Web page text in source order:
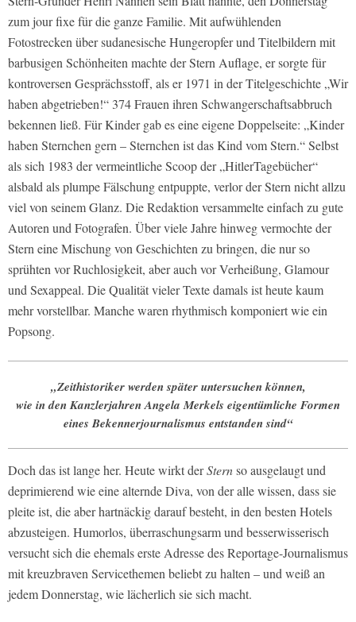
zum jour fixe für die ganze Familie. Mit aufwühlenden
Fotostrecken über sudanesische Hungeropfer und Titelbildern mit
barbusigen Schönheiten machte derStern Auflage, er sorgte für
kontroversen Gesprächsstoff, als er 1971 in der Titelgeschichte „Wir
haben abgetrieben!“ 374 Frauen ihren Schwangerschaftsabbruch
bekennen ließ. Für Kinder gab es eine eigene Doppelseite: „Kinder
haben Sternchen gern – Sternchen ist das Kind vom Stern.“ Selbst
als sich 1983 der vermeintliche Scoop der „HitlerTagebücher“
alsbald als plumpe Fälschung entpuppte, verlor derStern nicht allzu
viel von seinem Glanz. Die Redaktion versammelte einfach zu gute
Autoren und Fotografen. Über viele Jahre hinweg vermochte der
Stern eine Mischung von Geschichten zu bringen, die nur so
sprühten vor Ruchlosigkeit, aber auch vor Verheißung, Glamour
und Sexappeal. Die Qualität vieler Texte damals ist heute kaum
mehr vorstellbar. Manche waren rhythmisch komponiert wie ein
Popsong.
„Zeithistoriker werden später untersuchen können,
wie in den Kanzlerjahren Angela Merkels eigentümliche Formen
eines Bekennerjournalismus entstanden sind“
Doch das ist lange her. Heute wirkt derSternso ausgelaugt und
deprimierend wie eine alternde Diva, von der alle wissen, dass sie
pleite ist, die aber hartnäckig darauf besteht, in den besten Hotels
abzusteigen. Humorlos, überraschungsarm und besserwisserisch
versucht sich die ehemals erste Adresse des Reportage-Journalismus
mit kreuzbraven Servicethemen beliebt zu halten – und weiß an
jedem Donnerstag, wie lächerlich sie sich macht.